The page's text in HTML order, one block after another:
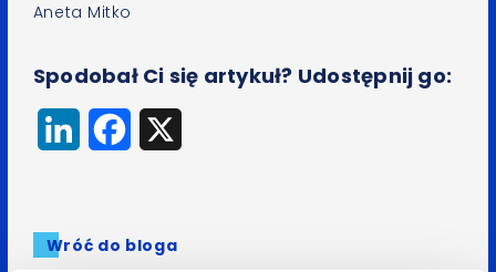
Aneta Mitko
Spodobał Ci się artykuł? Udostępnij go:
LinkedInFacebook
Wróć do bloga